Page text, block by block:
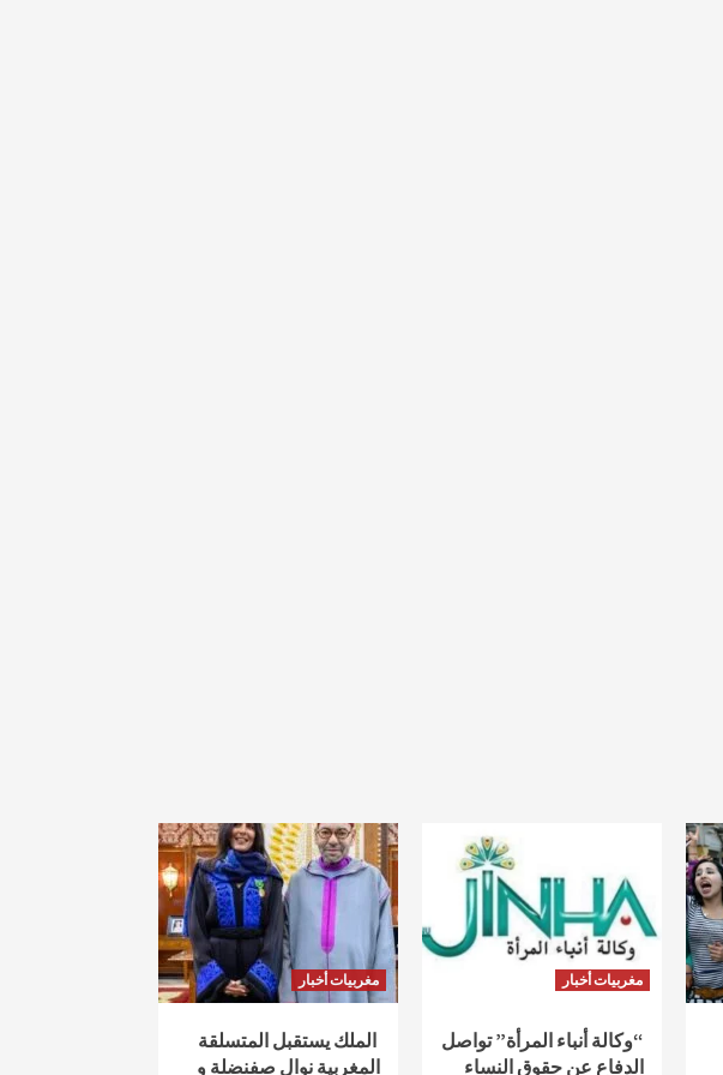
مغربيات أخبار
“وكالة أنباء المرأة” تواصل
الدفاع عن حقوق النساء
مغربيات أخبار
الملك يستقبل المتسلقة
المغربية نوال صفنضلة و